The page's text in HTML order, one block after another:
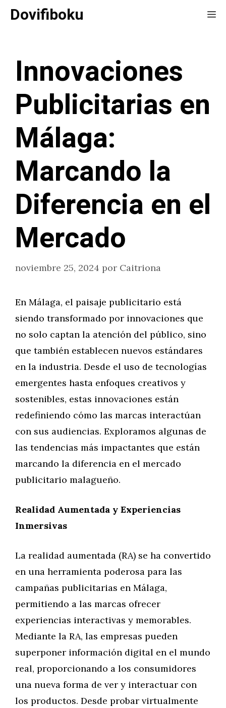
SaltarDovifiboku
Innovaciones
Publicitarias en
Málaga:
Marcando la
Diferencia en el
Mercado
noviembre 25, 2024 por Caitriona
En Málaga, el paisaje publicitario está
siendo transformado por innovaciones que
no solo captan la atención del público, sino
que también establecen nuevos estándares
en la industria. Desde el uso de tecnologías
emergentes hasta enfoques creativos y
sostenibles, estas innovaciones están
redefiniendo cómo las marcas interactúan
con sus audiencias. Exploramos algunas de
las tendencias más impactantes que están
marcando la diferencia en el mercado
publicitario malagueño.
Realidad Aumentada y Experiencias
Inmersivas
La realidad aumentada (RA) se ha convertido
en una herramienta poderosa para las
campañas publicitarias en Málaga,
permitiendo a las marcas ofrecer
experiencias interactivas y memorables.
Mediante la RA, las empresas pueden
superponer información digital en el mundo
real, proporcionando a los consumidores
una nueva forma de ver y interactuar con
los productos. Desde probar virtualmente